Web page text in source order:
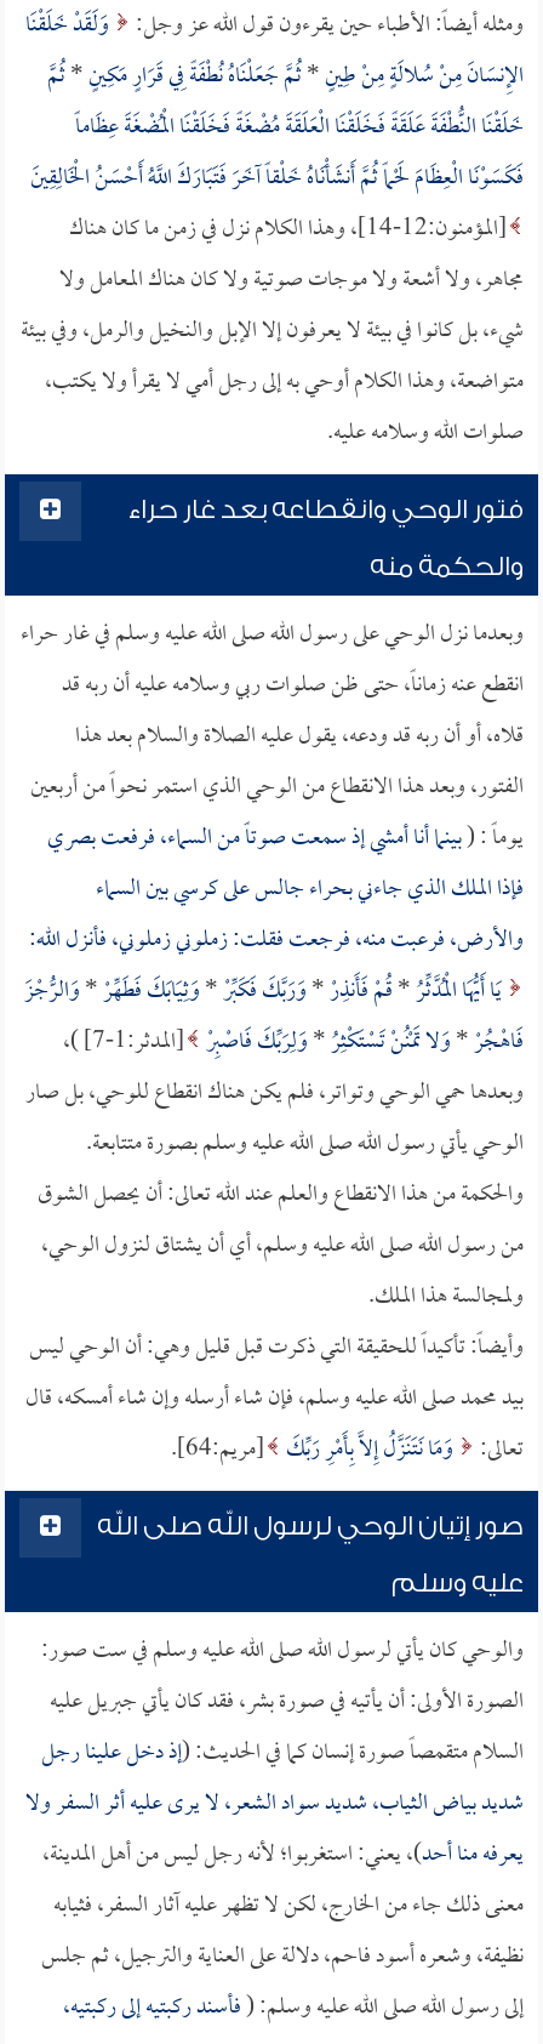
ومثله أيضاً: الأطباء حين يقرءون قول الله عز وجل:
وَلَقَدْ خَلَقْنَا
الإِنسَانَ مِنْ سُلالَةٍ مِنْ طِينٍ*ثُمَّ جَعَلْنَاهُ نُطْفَةً فِي قَرَارٍ مَكِينٍ*ثُمَّ
خَلَقْنَا النُّطْفَةَ عَلَقَةً فَخَلَقْنَا الْعَلَقَةَ مُضْغَةً فَخَلَقْنَا الْمُضْغَةَ عِظَاماً
فَكَسَوْنَا الْعِظَامَ لَحْماً ثُمَّ أَنشَأْنَاهُ خَلْقاً آخَرَ فَتَبَارَكَ اللَّهُ أَحْسَنُ الْخَالِقِينَ
[المؤمنون:12-14]، وهذا الكلام نزل في زمن ما كان هناك
مجاهر، ولا أشعة ولا موجات صوتية ولا كان هناك المعامل ولا
شيء، بل كانوا في بيئة لا يعرفون إلا الإبل والنخيل والرمل، وفي بيئة
متواضعة، وهذا الكلام أوحي به إلى رجل أمي لا يقرأ ولا يكتب،
صلوات الله وسلامه عليه.
فتور الوحي وانقطاعه بعد غار حراء
والحكمة منه
وبعدما نزل الوحي على رسول الله صلى الله عليه وسلم في غار حراء
انقطع عنه زماناً، حتى ظن صلوات ربي وسلامه عليه أن ربه قد
قلاه، أو أن ربه قد ودعه، يقول عليه الصلاة والسلام بعد هذا
الفتور، وبعد هذا الانقطاع من الوحي الذي استمر نحواً من أربعين
يوماً : (بينما أنا أمشي إذ سمعت صوتاً من السماء، فرفعت بصري
فإذا الملك الذي جاءني بحراء جالس على كرسي بين السماء
والأرض، فرعبت منه، فرجعت فقلت: زملوني زملوني، فأنزل الله:
يَا أَيُّهَا الْمُدَّثِّرُ*قُمْ فَأَنذِرْ*وَرَبَّكَ فَكَبِّرْ*وَثِيَابَكَ فَطَهِّرْ*وَالرُّجْزَ
فَاهْجُرْ*وَلا تَمْنُنْ تَسْتَكْثِرُ*وَلِرَبِّكَ فَاصْبِرْ
[المدثر:1-7] )،
وبعدها حمي الوحي وتواتر، فلم يكن هناك انقطاع للوحي، بل صار
الوحي يأتي رسول الله صلى الله عليه وسلم بصورة متتابعة.
والحكمة من هذا الانقطاع والعلم عند الله تعالى: أن يحصل الشوق
من رسول الله صلى الله عليه وسلم، أي أن يشتاق لنزول الوحي،
ولمجالسة هذا الملك.
وأيضاً: تأكيداً للحقيقة التي ذكرت قبل قليل وهي: أن الوحي ليس
بيد محمد صلى الله عليه وسلم، فإن شاء أرسله وإن شاء أمسكه، قال
تعالى:
وَمَا نَتَنَزَّلُ إِلاَّ بِأَمْرِ رَبِّكَ [مريم:64].
صور إتيان الوحي لرسول الله صلى الله
عليه وسلم
والوحي كان يأتي لرسول الله صلى الله عليه وسلم في ست صور:
الصورة الأولى: أن يأتيه في صورة بشر، فقد كان يأتي جبريل عليه
السلام متقمصاً صورة إنسان كما في الحديث: (إذ دخل علينا رجل
شديد بياض الثياب، شديد سواد الشعر، لا يرى عليه أثر السفر ولا
يعرفه منا أحد)، يعني: استغربوا؛ لأنه رجل ليس من أهل المدينة،
معنى ذلك جاء من الخارج، لكن لا تظهر عليه آثار السفر، فثيابه
نظيفة، وشعره أسود فاحم، دلالة على العناية والترجيل، ثم جلس
إلى رسول الله صلى الله عليه وسلم: (فأسند ركبتيه إلى ركبتيه،